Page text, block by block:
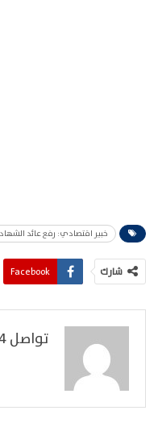
خبير اقتصادي: رفع عائد
شارك Facebook
تواصل 24